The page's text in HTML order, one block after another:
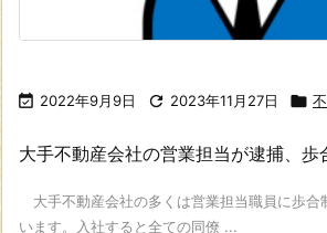
 2022年9月9日  2023年11月27日 
大手不動産会社の営業担当が逮捕、歩
大手不動産会社の多くは営業担当職員に歩合
います。入社すると全ての同僚 ...